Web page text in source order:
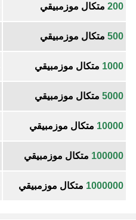
200 متكال موزمبيقي
500 متكال موزمبيقي
1000 متكال موزمبيقي
5000 متكال موزمبيقي
10000 متكال موزمبيقي
100000 متكال موزمبيقي
1000000 متكال موزمبيقي